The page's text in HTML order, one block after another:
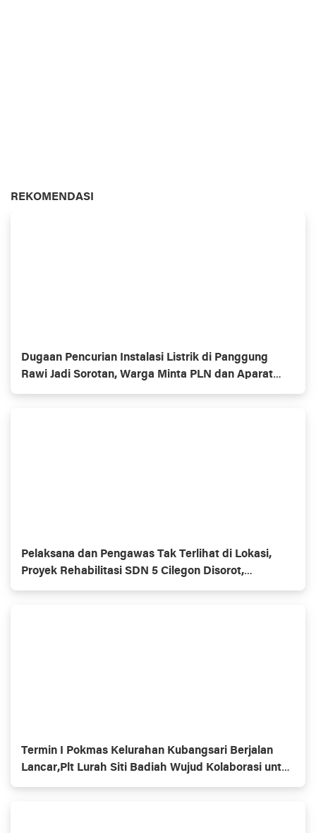
REKOMENDASI
Dugaan Pencurian Instalasi Listrik di Panggung
Rawi Jadi Sorotan, Warga Minta PLN dan Aparat
Segera Bertindak
Pelaksana dan Pengawas Tak Terlihat di Lokasi,
Proyek Rehabilitasi SDN 5 Cilegon Disorot,
Dindikbud Diminta Turun Tangan
Termin I Pokmas Kelurahan Kubangsari Berjalan
Lancar,Plt Lurah Siti Badiah Wujud Kolaborasi untuk
Kemajuan Lingkungan